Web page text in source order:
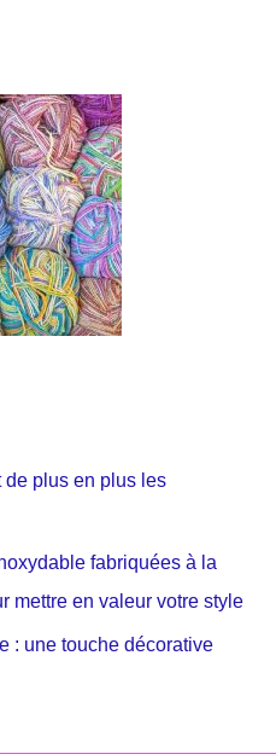
plus en plus les
fabriquées à la
mettre en valeur votre style
: une touche décorative